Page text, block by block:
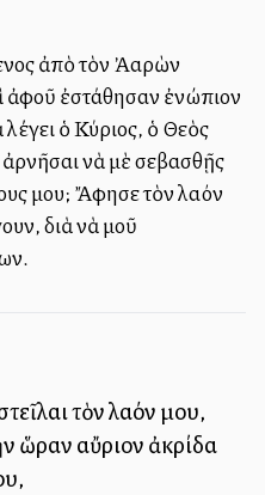
ἀπὸ τὸν Ἀαρὼν
ἀφοῦ ἐστάθησαν ἐνώπιον
ὁ Κύριος, ὁ Θεὸς
νὰ μὲ σεβασθῇς
μου; Ἄφησε τὸν λαόν
διὰ νὰ μοῦ
τὸν λαόν μου,
ὥραν αὔριον ἀκρίδα